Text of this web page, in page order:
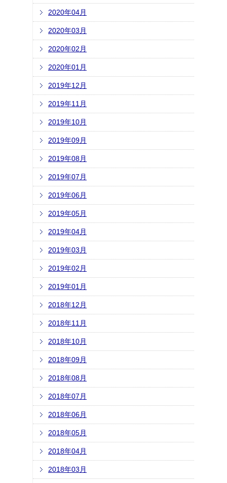
2020年04月
2020年03月
2020年02月
2020年01月
2019年12月
2019年11月
2019年10月
2019年09月
2019年08月
2019年07月
2019年06月
2019年05月
2019年04月
2019年03月
2019年02月
2019年01月
2018年12月
2018年11月
2018年10月
2018年09月
2018年08月
2018年07月
2018年06月
2018年05月
2018年04月
2018年03月